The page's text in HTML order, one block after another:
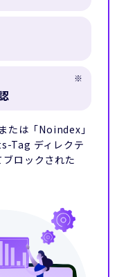
は「Noindex」
Tag ディレクテ
ロックされた